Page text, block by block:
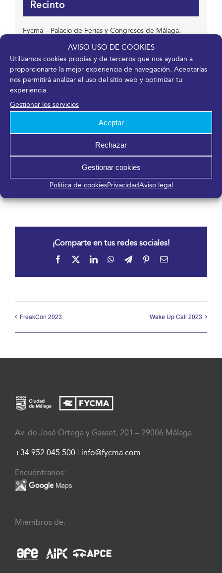
AVISO USO DE COOKIES
Utilizamos cookies propias y de terceros que nos ayudan a
proporcionarte la mejor experiencia de navegación. Aceptarlas
nos permitirá analizar el uso del sitio web y optimizar tu
experiencia.
Gestionar los servicios
Aceptar
Rechazar
Gestionar cookies
Política de cookiesPrivacidadAviso legal
Recinto
Fycma – Palacio de Ferias y Congresos de Málaga.
Málaga 29006
Organizador
Teléfono
Correo electrónico
evo-nxt@messe-dortmund.de
Ver el sitio web del Organizador
¡Comparte en tus redes sociales!
Facebook LinkedInWhatsApp
TelegramPinterestCorreo
FreakCon 2023 Wake Up Call 2023
Av. de José Ortega y Gasset, 201 – 29006 Málaga
+34 952 045 500 | info@fycma.com
Encuéntranos:
Miembros de: